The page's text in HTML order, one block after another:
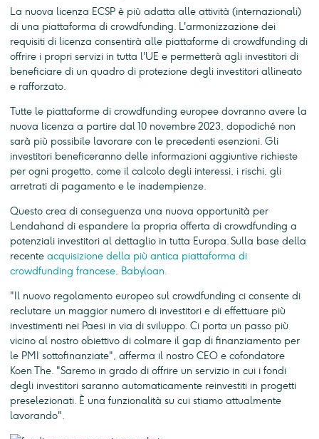
La nuova licenza ECSP è più adatta alle attività (internazionali)
di una piattaforma di crowdfunding. L'armonizzazione dei
requisiti di licenza consentirà alle piattaforme di crowdfunding di
offrire i propri servizi in tutta l'UE e permetterà agli investitori di
beneficiare di un quadro di protezione degli investitori allineato
e rafforzato.
Tutte le piattaforme di crowdfunding europee dovranno avere la
nuova licenza a partire dal 10 novembre 2023, dopodiché non
sarà più possibile lavorare con le precedenti esenzioni. Gli
investitori beneficeranno delle informazioni aggiuntive richieste
per ogni progetto, come il calcolo degli interessi, i rischi, gli
arretrati di pagamento e le inadempienze.
Questo crea di conseguenza una nuova opportunità per
Lendahand di espandere la propria offerta di crowdfunding a
potenziali investitori al dettaglio in tutta Europa. Sulla base della
recente acquisizione della più antica piattaforma di
crowdfunding francese, Babyloan.
"Il nuovo regolamento europeo sul crowdfunding ci consente di
reclutare un maggior numero di investitori e di effettuare più
investimenti nei Paesi in via di sviluppo. Ci porta un passo più
vicino al nostro obiettivo di colmare il gap di finanziamento per
le PMI sottofinanziate", afferma il nostro CEO e cofondatore
Koen The. "Saremo in grado di offrire un servizio in cui i fondi
degli investitori saranno automaticamente reinvestiti in progetti
preselezionati. È una funzionalità su cui stiamo attualmente
lavorando".